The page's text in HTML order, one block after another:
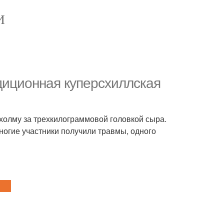
куперсхиллская
за трехкилограммовой головкой сыра.
участники получили травмы, одного